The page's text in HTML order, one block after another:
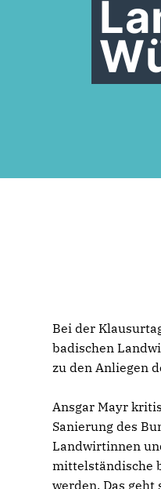
Bei der
badischen
zu den Anliegen
Ansgar Mayr
Sanierung des
Landwirtinnen
mittelständische
werden. Das geht